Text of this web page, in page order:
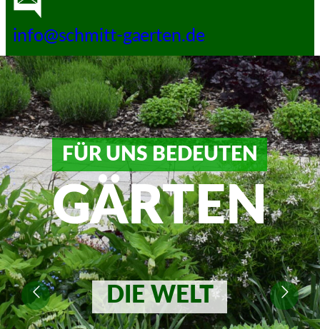
info@schmitt-gaerten.de
FÜR UNS BEDEUTEN
GÄRTEN
DIE WELT